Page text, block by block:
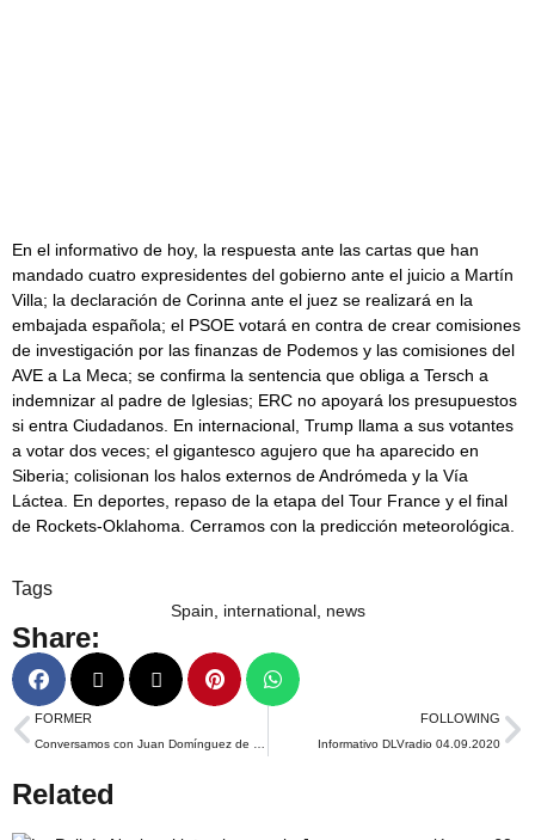
En el informativo de hoy, la respuesta ante las cartas que han
mandado cuatro expresidentes del gobierno ante el juicio a Martín
Villa; la declaración de Corinna ante el juez se realizará en la
embajada española; el PSOE votará en contra de crear comisiones
de investigación por las finanzas de Podemos y las comisiones del
AVE a La Meca; se confirma la sentencia que obliga a Tersch a
indemnizar al padre de Iglesias; ERC no apoyará los presupuestos
si entra Ciudadanos. En internacional, Trump llama a sus votantes
a votar dos veces; el gigantesco agujero que ha aparecido en
Siberia; colisionan los halos externos de Andrómeda y la Vía
Láctea. En deportes, repaso de la etapa del Tour France y el final
de Rockets-Oklahoma. Cerramos con la predicción meteorológica.
Tags
Spain international, news
Share:
FORMER FOLLOWING
Informativo DLVradio 04.09.2020
Related